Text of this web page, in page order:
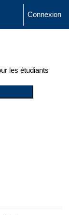
Connexion
les étudiants